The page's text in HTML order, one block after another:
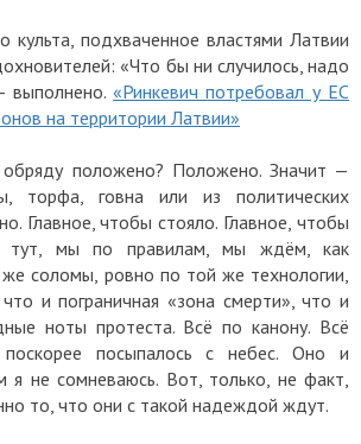
культа, подхваченное властями Латвии
«Что бы ни случилось, надо
выполнено.«Ринкевич потребовал у ЕС
на территории Латвии»
обряду положено? Положено. Значит —
торфа, говна или из политических
Главное, чтобы стояло. Главное, чтобы
тут, мы по правилам, мы ждём, как
же соломы, ровно по той же технологии,
и пограничная «зона смерти», что и
ноты протеста. Всё по канону. Всё
посыпалось с небес. Оно и
я не сомневаюсь. Вот, только, не факт,
то, что они с такой надеждой ждут.